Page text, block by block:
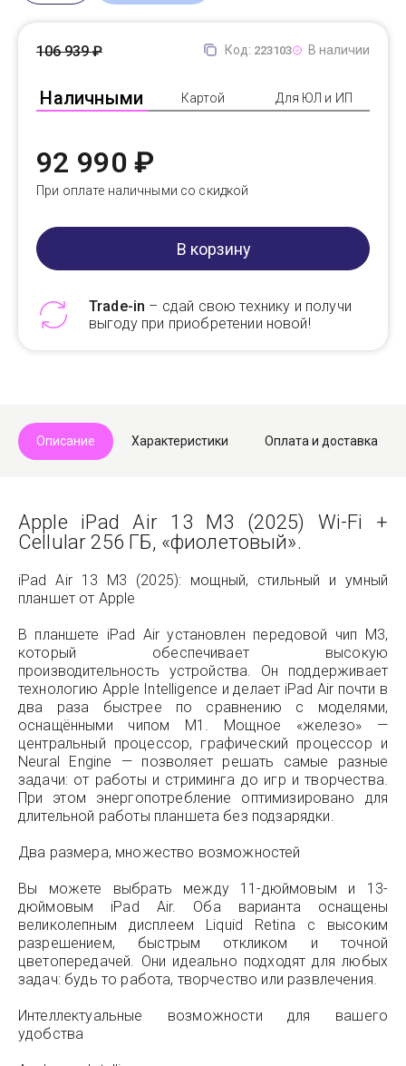
Код: 223103 В наличии
Наличными Картой Для ЮЛ и ИП
106 939 ₽
92 990 ₽
При оплате наличными со скидкой
В корзину
Trade-in – сдай свою технику и получи
выгоду при приобретении новой!
Описание Характеристики Оплата и доставка
Apple iPad Air 13 M3 (2025) Wi-Fi +
Cellular 256 ГБ, «фиолетовый».
iPad Air 13 M3 (2025): мощный, стильный и умный
планшет от Apple
В планшете iPad Air установлен передовой чип M3,
который обеспечивает высокую
производительность устройства. Он поддерживает
технологию Apple Intelligence и делает iPad Air почти в
два раза быстрее по сравнению с моделями,
оснащёнными чипом M1. Мощное «железо» —
центральный процессор, графический процессор и
Neural Engine — позволяет решать самые разные
задачи: от работы и стриминга до игр и творчества.
При этом энергопотребление оптимизировано для
длительной работы планшета без подзарядки.
Два размера, множество возможностей
Вы можете выбрать между 11-дюймовым и 13-
дюймовым iPad Air. Оба варианта оснащены
великолепным дисплеем Liquid Retina с высоким
разрешением, быстрым откликом и точной
цветопередачей. Они идеально подходят для любых
задач: будь то работа, творчество или развлечения.
Интеллектуальные возможности для вашего
удобства